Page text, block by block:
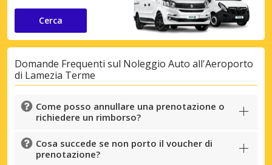
Cerca
Domande Frequenti sul Noleggio Auto all'Aeroporto
di Lamezia Terme
Come posso annullare una prenotazione o
richiedere un rimborso?
Cosa succede se non porto il voucher di
prenotazione?